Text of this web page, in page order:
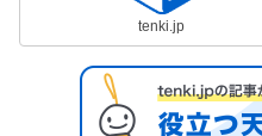
tenki.jp